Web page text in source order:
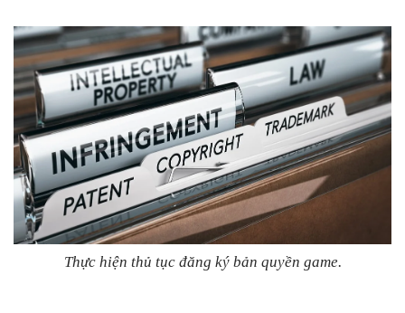
Thực hiện thủ tục đăng ký bản quyền game.